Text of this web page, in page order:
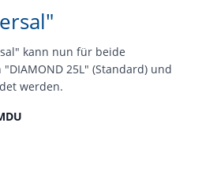
kann nun für beide
25L" (Standard) und
werden.